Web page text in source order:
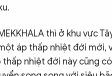
thì ở khu vực
áp thấp nhiệt đới mới,
thấp nhiệt đới này cũng